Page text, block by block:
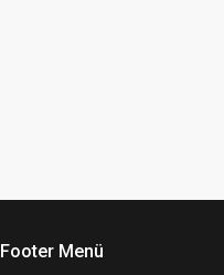
Footer Menü